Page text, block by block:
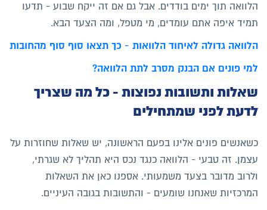
הלוואה תוך ימים בודדים. אבל גם אם זה ייקח שבוע - תדעו
תמיד איפה אתם עומדים, מי מטפל, ומה הצעד הבא.
הלוואה גדולה לאיחוד הלוואות - כך תצאו סוף סוף מהחובות
למי פונים אם הבנק מסרב לתת הלוואה?
שאלות ותשובות נפוצות - כל מה שצריך
לדעת לפני שמתחילים
כשאנשים פונים אלינו בפעם הראשונה, יש שאלות שחוזרות על
עצמן. זה טבעי - הלוואה כנגד נכס היא תהליך לא שגרתי,
ולרוב מדובר בצעד משמעותי. אספנו כאן את השאלות
המרכזיות שאנחנו שומעים - והתשובות בגובה העיניים.